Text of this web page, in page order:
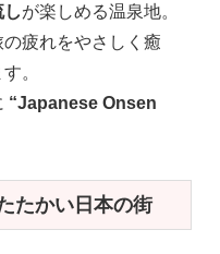
が楽しめる温泉地。
疲れをやさしく癒
。
“Japanese Onsen
たかい日本の街